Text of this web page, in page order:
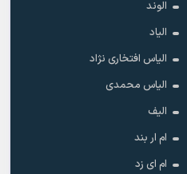
الوند
الیاد
الیاس افتخاری نژاد
الیاس محمدی
الیف
ام ار بند
ام ای زد